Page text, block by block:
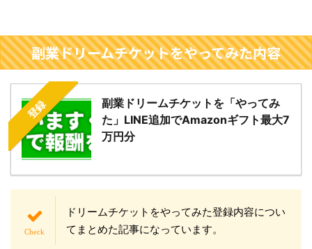
副業ドリームチケットをやってみた内容
登録
副業ドリームチケットを「やってみ
た」LINE追加でAmazonギフト最大7
万円分
ドリームチケットをやってみた登録内容につい
てまとめた記事になっています。